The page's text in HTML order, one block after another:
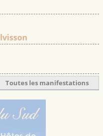
Toutes les manifestations